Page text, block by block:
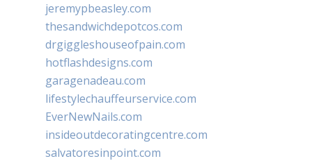
jeremypbeasley.com
thesandwichdepotcos.com
drgiggleshouseofpain.com
hotflashdesigns.com
garagenadeau.com
lifestylechauffeurservice.com
EverNewNails.com
insideoutdecoratingcentre.com
salvatoresinpoint.com